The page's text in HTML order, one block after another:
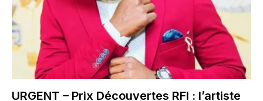
URGENT – Prix Découvertes RFI : l’artiste